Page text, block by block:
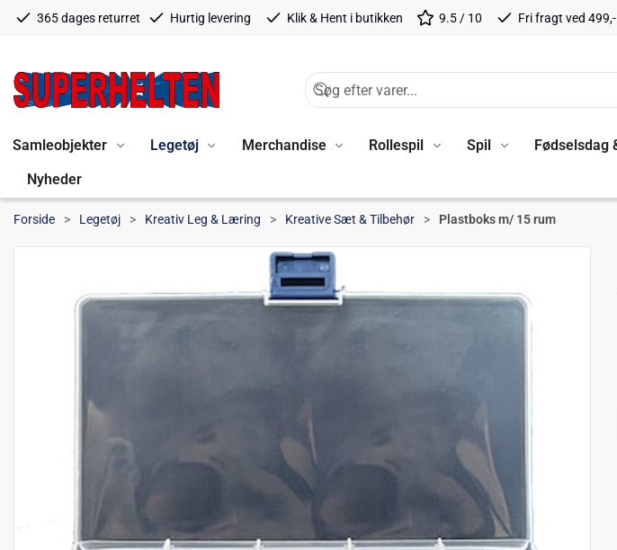
365 dages returret Hurtig levering Klik & Hent i butikken 9.5 / 10 Fri fragt ved 499,-
Samleobjekter Legetøj Merchandise Rollespil Spil Fødselsdag
Nyheder
Forside Legetøj Kreativ Leg & Læring Kreative Sæt & Tilbehør Plastboks m/ 15 rum